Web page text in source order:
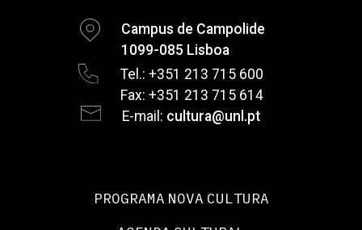
Campus de Campolide
1099-085 Lisboa
Tel.: +351 213 715 600
Fax: +351 213 715 614
E-mail: cultura@unl.pt
PROGRAMA NOVA CULTURA